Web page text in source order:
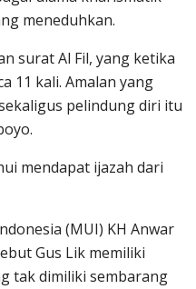
meneduhkan.
surat Al Fil, yang ketika
11 kali. Amalan yang
pelindung diri itu
mendapat ijazah dari
(MUI) KH Anwar
Gus Lik memiliki
tak dimiliki sembarang